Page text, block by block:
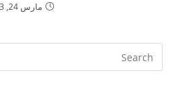
مارس 24, 2023